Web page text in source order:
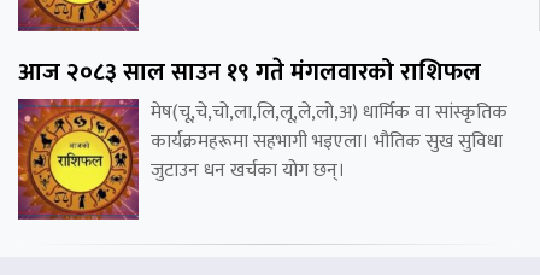
आज २०८३ साल साउन १९ गते मंगलवारको राशिफल
मेष(चू,चे,चो,ला,लि,लू,ले,लो,अ) धार्मिक वा सांस्कृतिक
कार्यक्रमहरूमा सहभागी भइएला। भौतिक सुख सुविधा
जुटाउन धन खर्चका योग छन्।